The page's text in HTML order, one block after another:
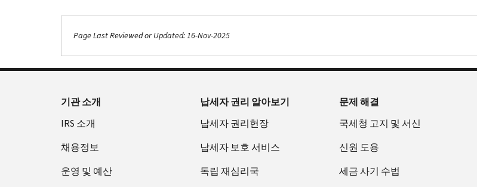
Page Last Reviewed or Updated: 16-Nov-2025
기관 소개
IRS 소개
채용정보
운영 및 예산
납세자 권리 알아보기
납세자 권리헌장
납세자 보호 서비스
독립 재심리국
문제 해결
국세청 고지 및 서신
신원 도용
세금 사기 수법